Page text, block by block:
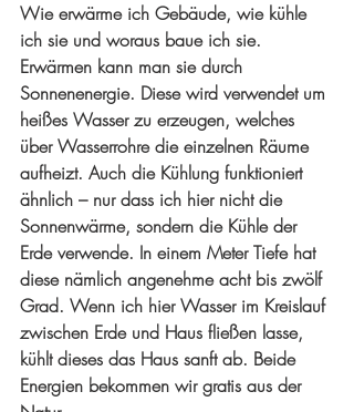
Wie erwärme ich Gebäude, wie kühle
ich sie und woraus baue ich sie.
Erwärmen kann man sie durch
Sonnenenergie. Diese wird verwendet um
heißes Wasser zu erzeugen, welches
über Wasserrohre die einzelnen Räume
aufheizt. Auch die Kühlung funktioniert
ähnlich – nur dass ich hier nicht die
Sonnenwärme, sondern die Kühle der
Erde verwende. In einem Meter Tiefe hat
diese nämlich angenehme acht bis zwölf
Grad. Wenn ich hier Wasser im Kreislauf
zwischen Erde und Haus fließen lasse,
kühlt dieses das Haus sanft ab. Beide
Energien bekommen wir gratis aus der